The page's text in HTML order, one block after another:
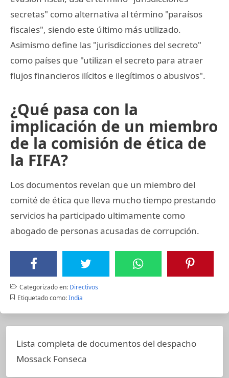
secretas" como alternativa al término "paraísos
fiscales", siendo este último más utilizado.
Asimismo define las "jurisdicciones del secreto"
como países que "utilizan el secreto para atraer
flujos financieros ilícitos e ilegítimos o abusivos".
¿Qué pasa con la
implicación de un miembro
de la comisión de ética de
la FIFA?
Los documentos revelan que un miembro del
comité de ética que lleva mucho tiempo prestando
servicios ha participado ultimamente como
abogado de personas acusadas de corrupción.
Categorizado en: Directivos
Etiquetado como: India
Lista completa de documentos del despacho
Mossack Fonseca